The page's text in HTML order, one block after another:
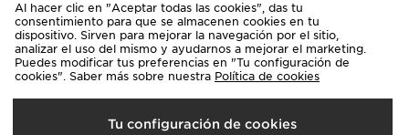
Selecciona País
España
Al hacer clic en "Aceptar todas las cookies", das tu
consentimiento para que se almacenen cookies en tu
dispositivo. Sirven para mejorar la navegación por el sitio,
analizar el uso del mismo y ayudarnos a mejorar el marketing.
Puedes modificar tus preferencias en "Tu configuración de
cookies". Saber más sobre nuestra Política de cookies
Tu configuración de cookies